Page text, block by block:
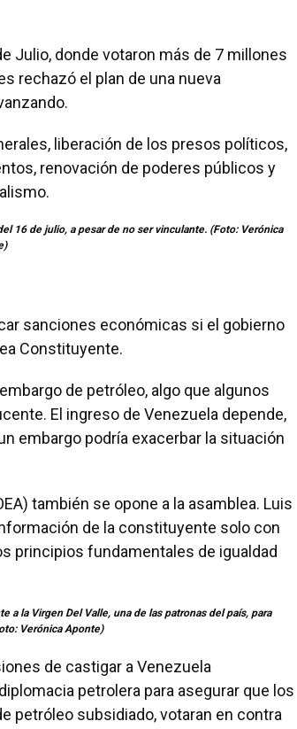
Julio, donde votaron más de 7 millones
rechazó el plan de una nueva
liberación de los presos políticos,
renovación de poderes públicos y
16 de julio, a pesar de no ser vinculante. (Foto: Verónica
sanciones económicas si el gobierno
Constituyente.
de petróleo, algo que algunos
El ingreso de Venezuela depende,
embargo podría exacerbar la situación
también se opone a la asamblea. Luis
de la constituyente solo con
principios fundamentales de igualdad
a la Virgen Del Valle, una de las patronas del país, para
Verónica Aponte)
de castigar a Venezuela
petrolera para asegurar que los
petróleo subsidiado, votaran en contra